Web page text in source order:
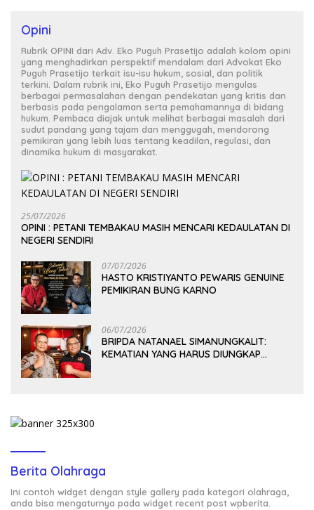
Opini
Rubrik OPINI dari Adv. Eko Puguh Prasetijo adalah kolom opini
yang menghadirkan perspektif mendalam dari Advokat Eko
Puguh Prasetijo terkait isu-isu hukum, sosial, dan politik
terkini. Dalam rubrik ini, Eko Puguh Prasetijo mengulas
berbagai permasalahan dengan pendekatan yang kritis dan
berbasis pada pengalaman serta pemahamannya di bidang
hukum. Pembaca diajak untuk melihat berbagai masalah dari
sudut pandang yang tajam dan menggugah, mendorong
pemikiran yang lebih luas tentang keadilan, regulasi, dan
dinamika hukum di masyarakat.
25/07/2026
OPINI : PETANI TEMBAKAU MASIH MENCARI KEDAULATAN DI
NEGERI SENDIRI
07/07/2026
HASTO KRISTIYANTO PEWARIS GENUINE
PEMIKIRAN BUNG KARNO
06/07/2026
BRIPDA NATANAEL SIMANUNGKALIT:
KEMATIAN YANG HARUS DIUNGKAP
Berita Olahraga
Ini contoh widget dengan style gallery pada kategori olahraga,
anda bisa mengaturnya pada widget recent post wpberita.